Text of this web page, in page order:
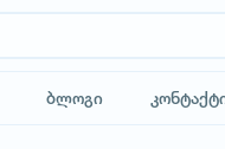
ბლოგი